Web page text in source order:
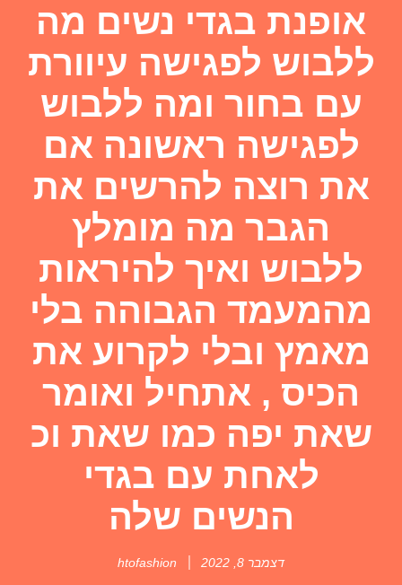
אופנת בגדי נשים מה
ללבוש לפגישה עיוורת
עם בחור ומה ללבוש
לפגישה ראשונה אם
את רוצה להרשים את
הגבר מה מומלץ
ללבוש ואיך להיראות
מהמעמד הגבוהה בלי
מאמץ ובלי לקרוע את
הכיס , אתחיל ואומר
שאת יפה כמו שאת וכ
לאחת עם בגדי
הנשים שלה
דצמבר 8, 2022 htofashion